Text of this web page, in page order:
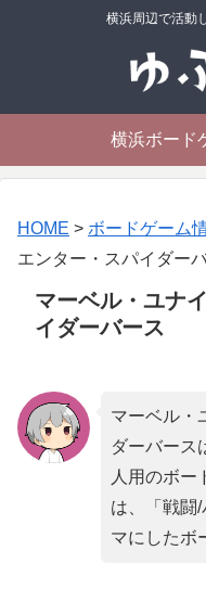
横浜周辺で活動
横浜ボード
HOME > ボードゲーム
エンター・スパイダー
マーベル・ユナ
イダーバース
マーベル・
ダーバース
人用のボー
は、「 戦闘/
マにしたボ